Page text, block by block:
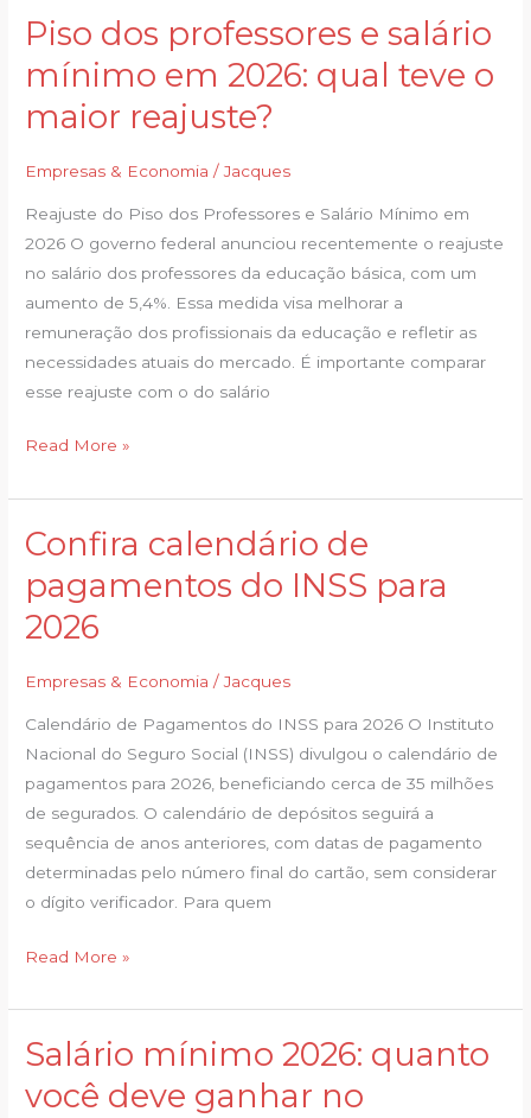
Piso dos professores e salário
mínimo em 2026: qual teve o
maior reajuste?
Empresas & Economia /Jacques
Reajuste do Piso dos Professores e Salário Mínimo em
2026 O governo federal anunciou recentemente o reajuste
no salário dos professores da educação básica, com um
aumento de 5,4%. Essa medida visa melhorar a
remuneração dos profissionais da educação e refletir as
necessidades atuais do mercado. É importante comparar
esse reajuste com o do salário
Piso
professores
e
mínimo
reajuste?
Read More »
Confira calendário de
pagamentos do INSS para
2026
Empresas & Economia /Jacques
Calendário de Pagamentos do INSS para 2026 O Instituto
Nacional do Seguro Social (INSS) divulgou o calendário de
pagamentos para 2026, beneficiando cerca de 35 milhões
de segurados. O calendário de depósitos seguirá a
sequência de anos anteriores, com datas de pagamento
determinadas pelo número final do cartão, sem considerar
o dígito verificador. Para quem
Confira
de
pagamentos
INSS
para
2026
Read More »
Salário mínimo 2026: quanto
você deve ganhar no
Salário
2026: